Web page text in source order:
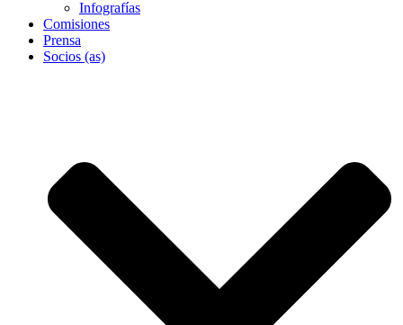
Infografías
Comisiones
Prensa
Socios (as)